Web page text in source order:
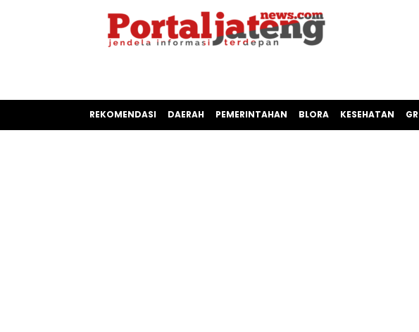
REKOMENDASI DAERAH PEMERINTAHAN BLORA KESEHATAN